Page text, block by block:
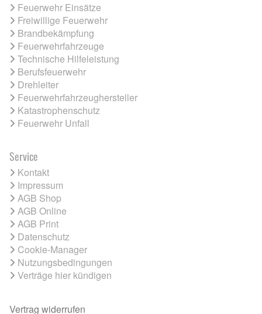
Feuerwehr Einsätze
Freiwillige Feuerwehr
Brandbekämpfung
Feuerwehrfahrzeuge
Technische Hilfeleistung
Berufsfeuerwehr
Drehleiter
Feuerwehrfahrzeughersteller
Katastrophenschutz
Feuerwehr Unfall
Service
Kontakt
Impressum
AGB Shop
AGB Online
AGB Print
Datenschutz
Cookie-Manager
Nutzungsbedingungen
Verträge hier kündigen
Vertrag widerrufen